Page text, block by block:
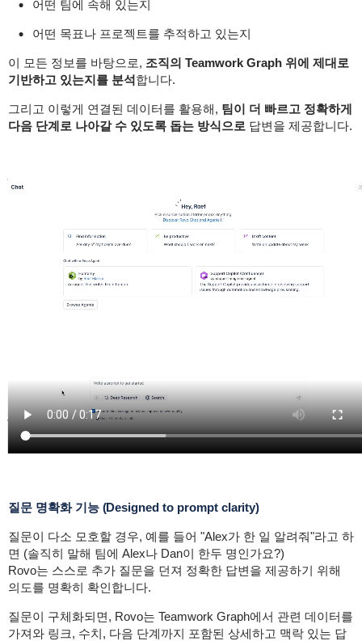
어떤 팀에 속해 있는지
어떤 목표나 프로젝트를 추적하고 있는지
이 모든 정보를 바탕으로, 조직의 Teamwork Graph 위에 제대로
기반하고 있는지를 분석합니다.
그리고 이렇게 연결된 데이터를 활용해, 팀이 더 빠르고 정확하게
다음 단계로 나아갈 수 있도록 돕는 방식으로 답변을 제공합니다.
질문 명확화 기능 (Designed to prompt clarity)
질문이 다소 모호할 경우, 예를 들어 "Alex가 한 일 알려줘"라고 하
면 (솔직히 말해 팀에 Alex나 Dan이 한두 명인가요?)
Rovo는 스스로 추가 질문을 던져 정확한 답변을 제공하기 위해
의도를 명확히 확인합니다.
질문이 구체화되면, Rovo는 Teamwork Graph에서 관련 데이터를
가져와 링크, 수치, 다음 단계까지 포함된 상세하고 맥락 있는 답